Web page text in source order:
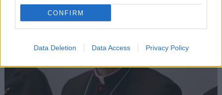
CONFIRM
Data Deletion Data Access Privacy Policy